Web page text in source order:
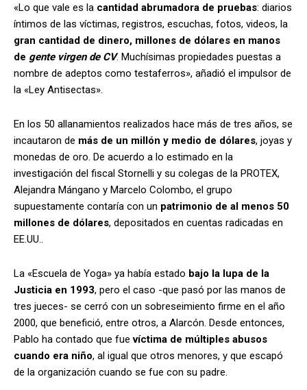
«Lo que vale es la cantidad abrumadora de pruebas: diarios
íntimos de las víctimas, registros, escuchas, fotos, videos, la
gran cantidad de dinero, millones de dólares en manos
de gente virgen de CV. Muchísimas propiedades puestas a
nombre de adeptos como testaferros», añadió el impulsor de
la «Ley Antisectas».
En los 50 allanamientos realizados hace más de tres años, se
incautaron de más de un millón y medio de dólares, joyas y
monedas de oro. De acuerdo a lo estimado en la
investigación del fiscal Stornelli y su colegas de la PROTEX,
Alejandra Mángano y Marcelo Colombo, el grupo
supuestamente contaría con un patrimonio de al menos 50
millones de dólares, depositados en cuentas radicadas en
EE.UU..
La «Escuela de Yoga» ya había estado bajo la lupa de la
Justicia en 1993, pero el caso -que pasó por las manos de
tres jueces- se cerró con un sobreseimiento firme en el año
2000, que benefició, entre otros, a Alarcón. Desde entonces,
Pablo ha contado que fuevíctima de múltiples abusos
cuando era niño, al igual que otros menores, y que escapó
de la organización cuando se fue con su padre.